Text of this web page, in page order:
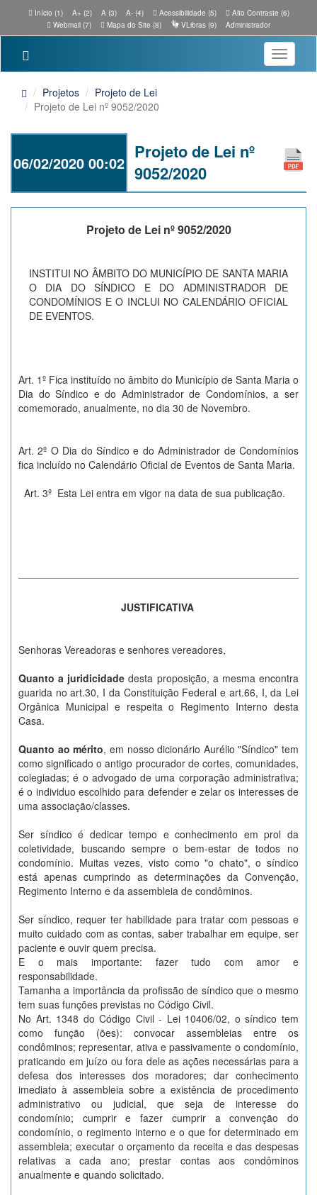
Início (1) A+ (2) A (3) A- (4) Acessibilidade (5)
Alto Contraste (6)
Webmail (7)
Mapa do Site (8) VLibras (9) Administrador
Toggle
Projetos
Projeto de Lei
Projeto de Lei nº 9052/2020
06/02/2020 00:02
Projeto de Lei nº
9052/2020
Projeto de Lei nº 9052/2020
INSTITUI NO ÂMBITO DO MUNICÍPIO DE SANTA MARIA
O DIA DO SÍNDICO E DO ADMINISTRADOR DE
CONDOMÍNIOS E O INCLUI NO CALENDÁRIO OFICIAL
DE EVENTOS.
Art. 1º Fica instituído no âmbito do Município de Santa Maria o
Dia do Síndico e do Administrador de Condomínios, a ser
comemorado, anualmente, no dia 30 de Novembro.
Art. 2º O Dia do Síndico e do Administrador de Condomínios
fica incluído no Calendário Oficial de Eventos de Santa Maria.
Art. 3º Esta Lei entra em vigor na data de sua publicação.
JUSTIFICATIVA
Senhoras Vereadoras e senhores vereadores,
Quanto a juridicidadedesta proposição, a mesma encontra
guarida no art.30, I da Constituição Federal e art.66, I, da Lei
Orgânica Municipal e respeita o Regimento Interno desta
Casa.
Quanto ao mérito, em nosso dicionário Aurélio "Síndico" tem
como significado o antigo procurador de cortes, comunidades,
colegiadas; é o advogado de uma corporação administrativa;
é o individuo escolhido para defender e zelar os interesses de
uma associação/classes.
Ser síndico é dedicar tempo e conhecimento em prol da
coletividade, buscando sempre o bem-estar de todos no
condomínio. Muitas vezes, visto como "o chato", o síndico
está apenas cumprindo as determinações da Convenção,
Regimento Interno e da assembleia de condôminos.
Ser síndico, requer ter habilidade para tratar com pessoas e
muito cuidado com as contas, saber trabalhar em equipe, ser
paciente e ouvir quem precisa.
E o mais importante: fazer tudo com amor e
responsabilidade.
Tamanha a importância da profissão de síndico que o mesmo
tem suas funções previstas no Código Civil.
No Art. 1348 do Código Civil - Lei 10406/02, o síndico tem
como função (ões): convocar assembleias entre os
condôminos; representar, ativa e passivamente o condomínio,
praticando em juízo ou fora dele as ações necessárias para a
defesa dos interesses dos moradores; dar conhecimento
imediato à assembleia sobre a existência de procedimento
administrativo ou judicial, que seja de interesse do
condomínio; cumprir e fazer cumprir a convenção do
condomínio, o regimento interno e o que for determinado em
assembleia; executar o orçamento da receita e das despesas
relativas a cada ano; prestar contas aos condôminos
anualmente e quando solicitado.